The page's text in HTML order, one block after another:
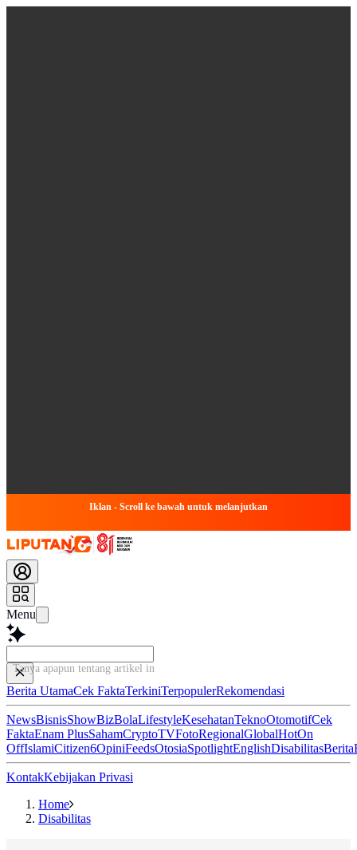
Iklan - Scroll ke bawah untuk melanjutkan
Menu
Tanya apapun tentang artikel ini...
Berita UtamaCek FaktaTerkiniTerpopulerRekomendasi
NewsBisnisShowBizBolaLifestyleKesehatanTeknoOtomotifCek
FaktaEnam PlusSahamCryptoTVFotoRegionalGlobalHotOn
OffIslamiCitizen6OpiniFeedsOtosiaSpotlightEnglishDisabilitasBerita
KontakKebijakan Privasi
Home
Disabilitas